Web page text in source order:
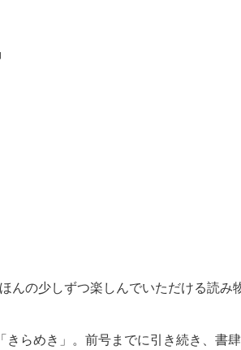
んの少しずつ楽しんでいただける読み
きらめき」。前号までに引き続き、書